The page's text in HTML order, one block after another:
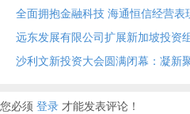
全面拥抱金融科技 海通恒信经营表
沙利文新投资大会圆满闭幕：凝新
您必须 登录 才能发表评论！